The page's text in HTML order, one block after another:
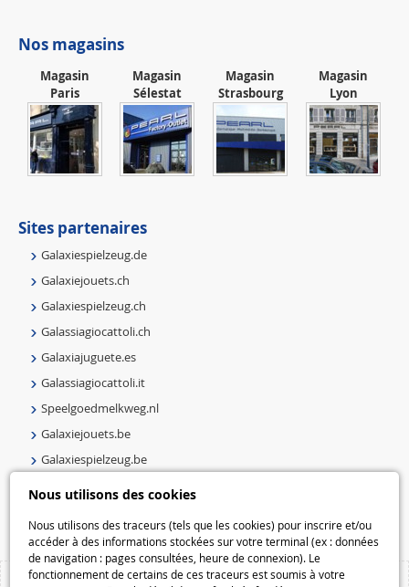
Nous utilisons des cookies
Nous utilisons des traceurs (tels que les cookies) pour inscrire et/ou
accéder à des informations stockées sur votre terminal (ex : données
de navigation : pages consultées, heure de connexion). Le
fonctionnement de certains de ces traceurs est soumis à votre
Nos magasins
Magasin
Paris
Magasin
Sélestat
Magasin
Strasbourg
Magasin
Lyon
Sites partenaires
Galaxiespielzeug.de
Galaxiejouets.ch
Galaxiespielzeug.ch
Galassiagiocattoli.ch
Galaxiajuguete.es
Galassiagiocattoli.it
Speelgoedmelkweg.nl
Galaxiejouets.be
Galaxiespielzeug.be